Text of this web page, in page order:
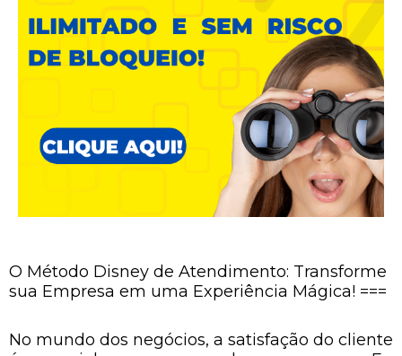
O Método Disney de Atendimento: Transforme
sua Empresa em uma Experiência Mágica! ===
No mundo dos negócios, a satisfação do cliente